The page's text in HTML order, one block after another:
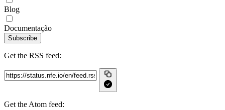
Blog
Documentação
Subscribe
Get the RSS feed:
Get the Atom feed: